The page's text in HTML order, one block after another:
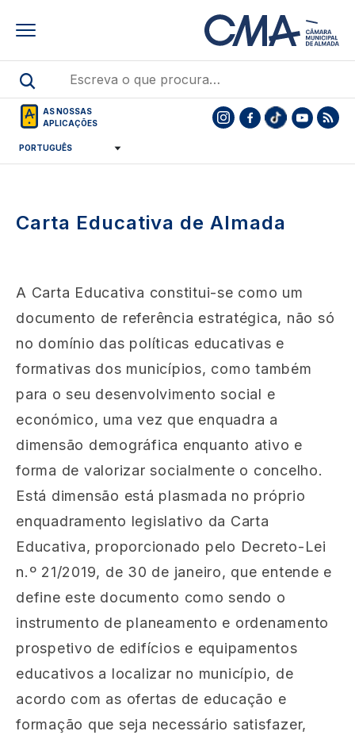
AS NOSSAS
APLICAÇÕES
Carta Educativa de Almada
A Carta Educativa constitui-se como um
documento de referência estratégica, não só
no domínio das políticas educativas e
formativas dos municípios, como também
para o seu desenvolvimento social e
económico, uma vez que enquadra a
dimensão demográfica enquanto ativo e
forma de valorizar socialmente o concelho.
Está dimensão está plasmada no próprio
enquadramento legislativo da Carta
Educativa, proporcionado pelo Decreto-Lei
n.º 21/2019, de 30 de janeiro, que entende e
define este documento como sendo o
instrumento de planeamento e ordenamento
prospetivo de edifícios e equipamentos
educativos a localizar no município, de
acordo com as ofertas de educação e
formação que seja necessário satisfazer,